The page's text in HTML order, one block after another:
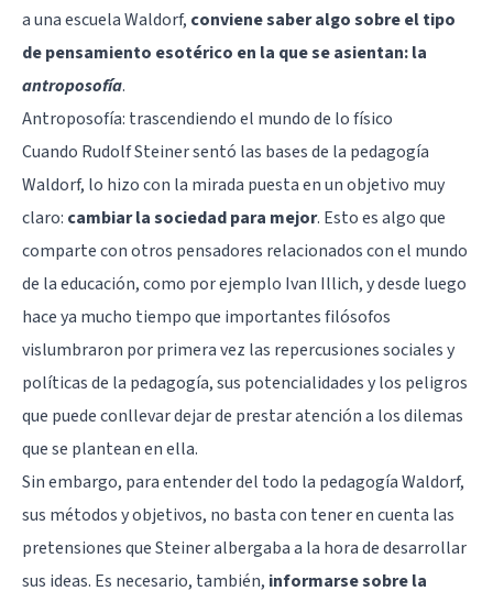
a una escuela Waldorf, conviene saber algo sobre el tipo
de pensamiento esotérico en la que se asientan: la
antroposofía.
Antroposofía: trascendiendo el mundo de lo físico
Cuando Rudolf Steiner sentó las bases de la pedagogía
Waldorf, lo hizo con la mirada puesta en un objetivo muy
claro: cambiar la sociedad para mejor. Esto es algo que
comparte con otros pensadores relacionados con el mundo
de la educación, como por ejemplo Ivan Illich, y desde luego
hace ya mucho tiempo que importantes filósofos
vislumbraron por primera vez las repercusiones sociales y
políticas de la pedagogía, sus potencialidades y los peligros
que puede conllevar dejar de prestar atención a los dilemas
que se plantean en ella.
Sin embargo, para entender del todo la pedagogía Waldorf,
sus métodos y objetivos, no basta con tener en cuenta las
pretensiones que Steiner albergaba a la hora de desarrollar
sus ideas. Es necesario, también, informarse sobre la